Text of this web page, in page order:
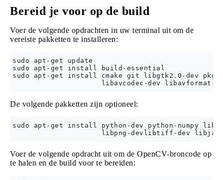
Bereid je voor op de build
Voer de volgende opdrachten in uw terminal uit om de
vereiste pakketten te installeren:
sudo apt-get update
sudo apt-get install build-essential
sudo apt-get install cmake git libgtk2.0-dev
De volgende pakketten zijn optioneel:
sudo apt-get install python-dev python-numpy
Voer de volgende opdracht uit om de OpenCV-broncode op
te halen en de build voor te bereiden: